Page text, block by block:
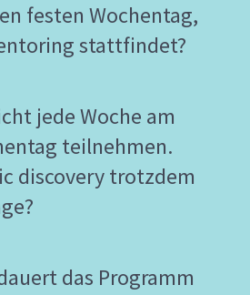
festen Wochentag,
stattfindet?
jede Woche am
teilnehmen.
discovery trotzdem
das Programm